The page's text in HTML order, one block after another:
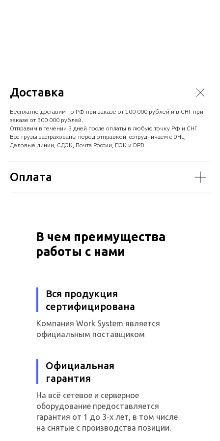
Доставка
Бесплатно доставим по РФ при заказе от 100 000 рублей и в СНГ при
заказе от 300 000 рублей.
Отправим в течении 3 дней после оплаты в любую точку РФ и СНГ.
Все грузы застрахованы перед отправкой, сотрудничаем с DHL,
Деловые линии, СДЭК, Почта России, ПЭК и DPD.
Оплата
В чем преимущества
работы с нами
Вся продукция
сертифицирована
Компания Work System является
официальным поставщиком
Официальная
гарантия
На всё сетевое и серверное
оборудование предоставляется
гарантия от 1 до 3-х лет, в том числе
на снятые с производства позиции.